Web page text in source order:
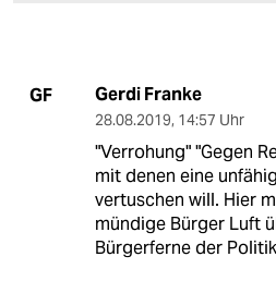
GF Gerdi Franke
28.08.2019, 14:57 Uhr
"Verrohung" "Gegen
mit denen eine
vertuschen will. Hier
mündige Bürger Luft
Bürgerferne der